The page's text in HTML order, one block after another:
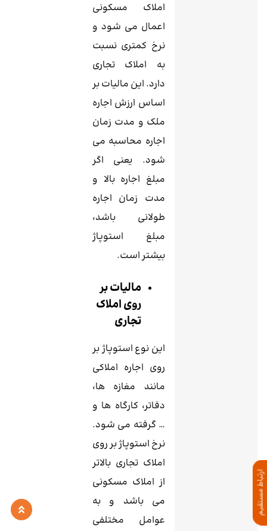
املاک مسکونی
اعمال می شود و
نرخ کمتری نسبت
به املاک تجاری
دارد. این مالیات بر
اساس ارزش اجاره
ملک و مدت زمان
اجاره محاسبه می
شود. یعنی اگر
مبلغ اجاره بالا و
مدت زمان اجاره
طولانی باشد،
مبلغ استوپاژ
بیشتر است.
مالیات بر
روی املاک
تجاری
این نوع استوپاژ بر
روی اجاره املاکی
مانند مغازه‌ ها،
دفاتر، کارگاه ‌ها و
… گرفته می‌ شود.
نرخ استوپاژ بر روی
املاک تجاری بالاتر
از املاک مسکونی
می باشد و به
عوامل مختلفی
ارتباط مستقیم